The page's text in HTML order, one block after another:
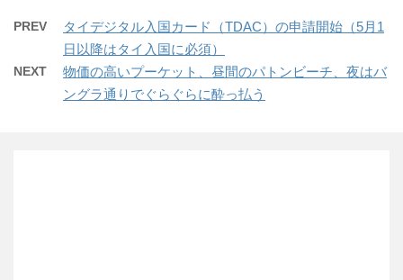
PREV
タイデジタル入国カード（TDAC）の申請開始（5月1
日以降はタイ入国に必須）
NEXT
物価の高いプーケット、昼間のパトンビーチ、夜はバ
ングラ通りでぐらぐらに酔っ払う